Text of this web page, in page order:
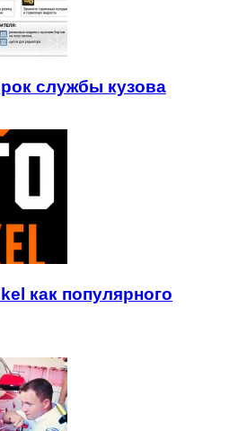
службы кузова
как популярного